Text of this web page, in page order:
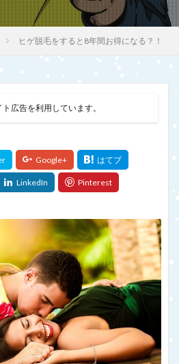
ヒゲ脱毛をすると8年間お得になる？！
広告を利用しています。